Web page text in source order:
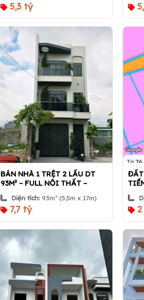
5,3 tỷ
BÁN NHÀ 1 TRỆT 2 LẦU DT
93M² – FULL NỘI THẤT –
GARA Ô TÔ – PHƯỜNG ĐÔNG
HÒA, TP.HCM | NHÀ 360
Diện tích:93m² (5,5m x 17m)
7,7 tỷ
ĐẤT